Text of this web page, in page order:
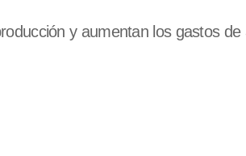
y aumentan los gastos